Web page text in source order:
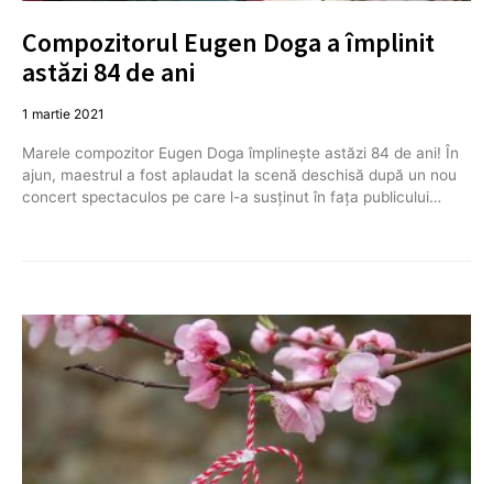
Compozitorul Eugen Doga a împlinit
astăzi 84 de ani
1 martie 2021
Marele compozitor Eugen Doga împlineşte astăzi 84 de ani! În
ajun, maestrul a fost aplaudat la scenă deschisă după un nou
concert spectaculos pe care l-a susţinut în faţa publicului…